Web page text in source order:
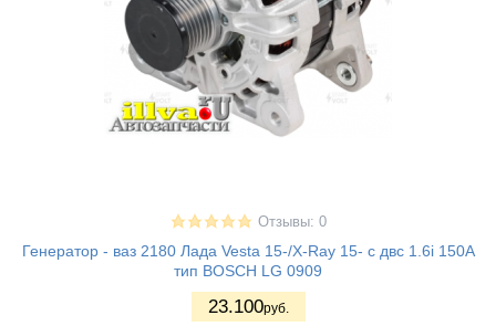
Отзывы: 0
Генератор - ваз 2180 Лада Vesta 15-/X-Ray 15- с двс 1.6i 150A
тип BOSCH LG 0909
23.100руб.